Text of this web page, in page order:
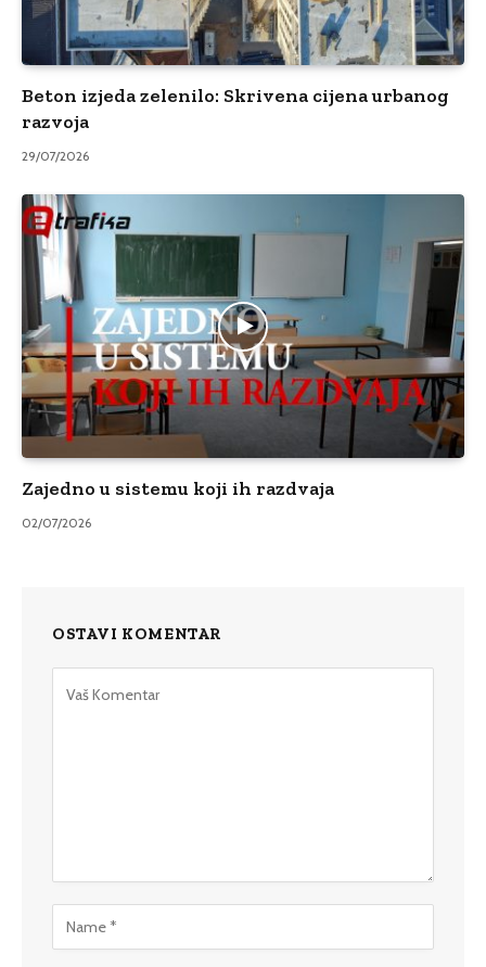
Beton izjeda zelenilo: Skrivena cijena urbanog
razvoja
29/07/2026
Zajedno u sistemu koji ih razdvaja
02/07/2026
OSTAVI KOMENTAR